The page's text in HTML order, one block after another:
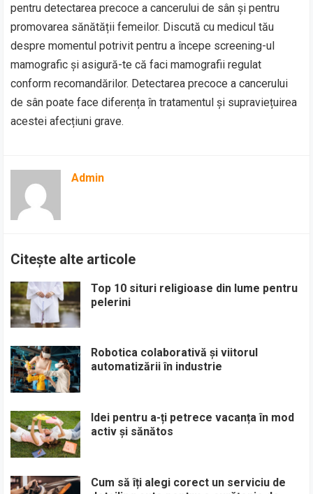
pentru detectarea precoce a cancerului de sân și pentru
promovarea sănătății femeilor. Discută cu medicul tău
despre momentul potrivit pentru a începe screening-ul
mamografic și asigură-te că faci mamografii regulat
conform recomandărilor. Detectarea precoce a cancerului
de sân poate face diferența în tratamentul și supraviețuirea
acestei afecțiuni grave.
Admin
Citește alte articole
Top 10 situri religioase din lume pentru
pelerini
Robotica colaborativă și viitorul
automatizării în industrie
Idei pentru a-ți petrece vacanța în mod
activ și sănătos
Cum să îți alegi corect un serviciu de